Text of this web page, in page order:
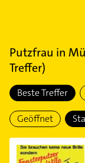
Putzfrau in
Treffer)
Beste Treffer
Geöffnet